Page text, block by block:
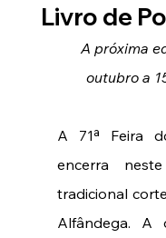
Livro de
A próxima
outubro a
A 71ª Feira
encerra
tradicional
Alfândega. A